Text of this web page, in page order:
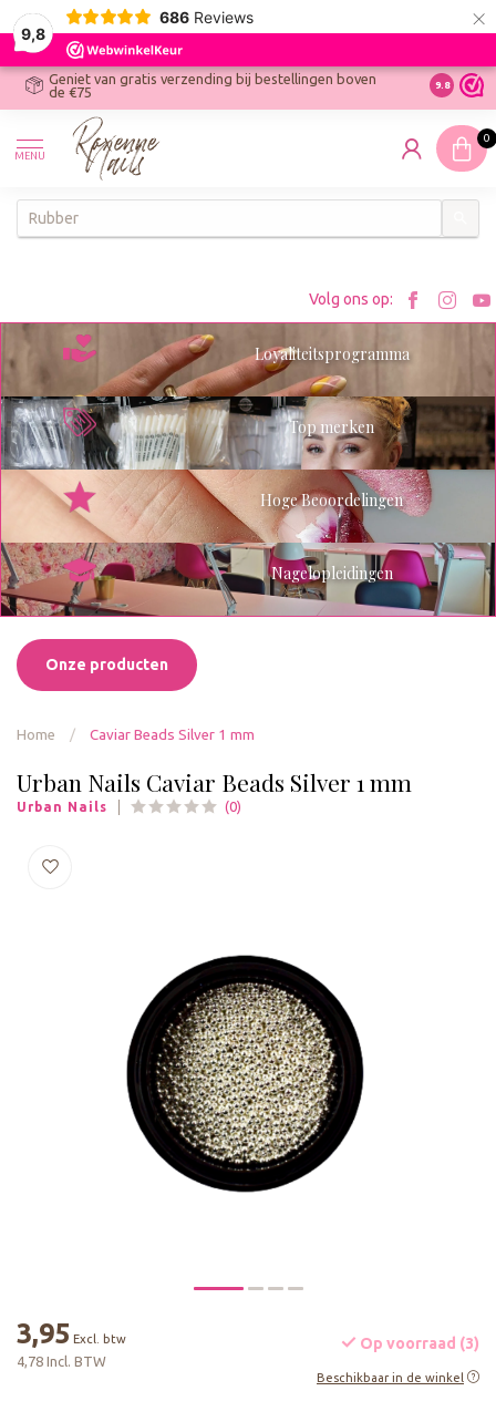
9,8
686 Reviews ×
Geniet van gratis verzending bij bestellingen boven
de €75
Ontdek
9.8
MENU
0
Volg ons op:
Bezoek
Loyaliteitsprogramma
Top merken
Hoge Beoordelingen
Nagelopleidingen
Onze producten
Home / Caviar Beads Silver 1 mm
Urban Nails Caviar Beads Silver 1 mm
Urban Nails (0)
3,95 Excl. btw
4,78 Incl. BTW
Op voorraad (3)
Beschikbaar in de winkel